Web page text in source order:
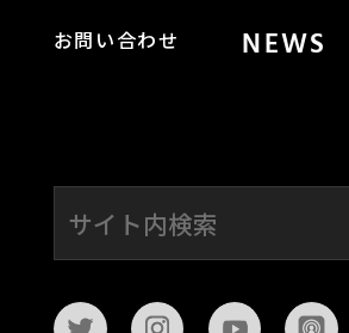
お問い合わせ NEWS